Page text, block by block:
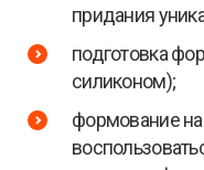
придания
подготовка
силиконом);
формование